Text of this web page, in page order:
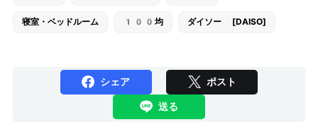
寝室・ベッドルーム 100均 ダイソー [DAISO]
シェア ポスト
送る